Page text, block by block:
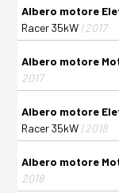
Albero motore
Racer 35kW | 2017
Albero motore
2017
Albero motore
Racer 35kW | 2018
Albero motore
2018